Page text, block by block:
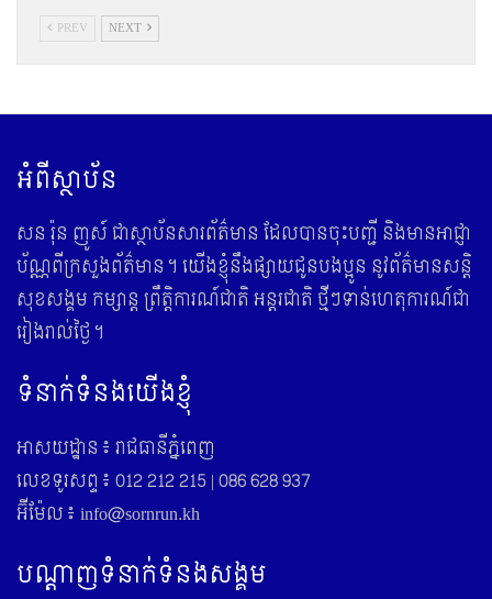
PREV NEXT
អំពីស្ថាប័ន
សន រ៉ុន ញូស៍ ជាស្ថាប័នសារព័ត៌មាន ដែលបានចុះបញ្ជី និងមានអាជ្ញា
ប័ណ្ណពីក្រសួងព័ត៌មាន។ យើងខ្ញុំនឹងផ្សាយជូនបងប្អូន នូវព័ត៌មានសន្តិ
សុខសង្គម កម្សាន្ត ព្រឹត្តិការណ៍ជាតិ អន្តរជាតិ ថ្មីៗទាន់ហេតុការណ៍ជា
រៀងរាល់ថ្ងៃ។
ទំនាក់ទំនងយើងខ្ញុំ
អាសយដ្ឋាន៖ រាជធានីភ្នំពេញ
លេខទូរសព្ទ៖ 012 212 215 | 086 628 937
អ៊ីម៉ែល៖ info@sornrun.kh
បណ្តាញទំនាក់ទំនងសង្គម